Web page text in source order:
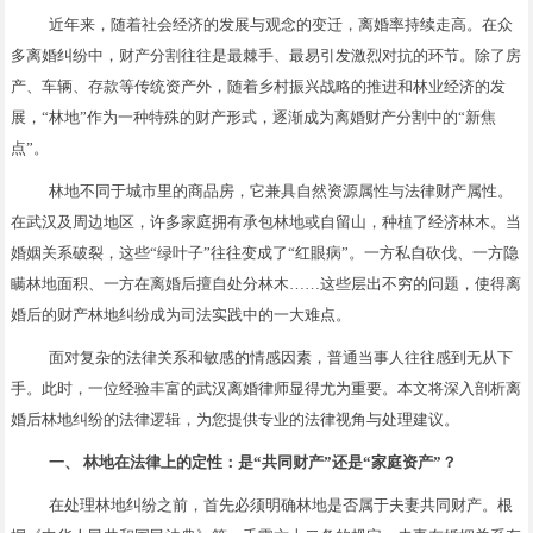
近年来，随着社会经济的发展与观念的变迁，离婚率持续走高。在众
多离婚纠纷中，财产分割往往是最棘手、最易引发激烈对抗的环节。除了房
产、车辆、存款等传统资产外，随着乡村振兴战略的推进和林业经济的发
展，“林地”作为一种特殊的财产形式，逐渐成为离婚财产分割中的“新焦
点”。
林地不同于城市里的商品房，它兼具自然资源属性与法律财产属性。
在武汉及周边地区，许多家庭拥有承包林地或自留山，种植了经济林木。当
婚姻关系破裂，这些“绿叶子”往往变成了“红眼病”。一方私自砍伐、一方隐
瞒林地面积、一方在离婚后擅自处分林木……这些层出不穷的问题，使得离
婚后的财产林地纠纷成为司法实践中的一大难点。
面对复杂的法律关系和敏感的情感因素，普通当事人往往感到无从下
手。此时，一位经验丰富的武汉离婚律师显得尤为重要。本文将深入剖析离
婚后林地纠纷的法律逻辑，为您提供专业的法律视角与处理建议。
一、 林地在法律上的定性：是“共同财产”还是“家庭资产”？
在处理林地纠纷之前，首先必须明确林地是否属于夫妻共同财产。根